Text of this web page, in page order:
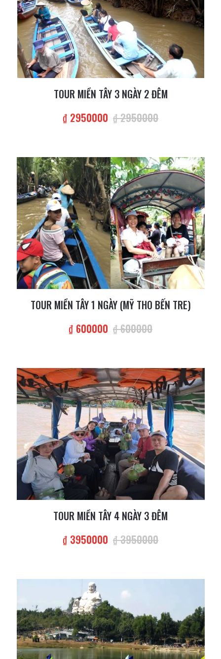
TOUR MIỀN TÂY 3 NGÀY 2 ĐÊM
₫ 2950000 ₫ 2950000
TOUR MIỀN TÂY 1 NGÀY (MỸ THO BẾN TRE)
₫ 600000 ₫ 600000
TOUR MIỀN TÂY 4 NGÀY 3 ĐÊM
₫ 3950000 ₫ 3950000